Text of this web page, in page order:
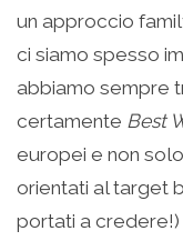
un approccio
ci siamo spesso
abbiamo sempre
certamente Best
europei e non
orientati al target
portati a credere!)